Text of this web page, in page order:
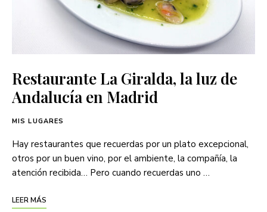
Restaurante La Giralda, la luz de
Andalucía en Madrid
MIS LUGARES
Hay restaurantes que recuerdas por un plato excepcional,
otros por un buen vino, por el ambiente, la compañía, la
atención recibida… Pero cuando recuerdas uno …
LEER MÁS